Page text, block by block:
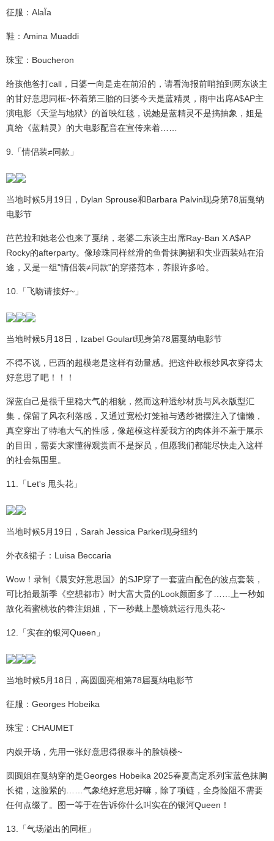
征服：AlaÏa
鞋：Amina Muaddi
珠宝：Boucheron
给孩他爸打call，日婆一向是走在前沿的，请看海报前哨拍到两东谈主
的甘好意思同框~怀着第三胎的日婆今天是蓝精灵，雨中出席A$AP主
演电影《天堂与地狱》的首映红毯，说她是蓝精灵不是搞抽象，姐是
真给《蓝精灵》的大电影配音在宣传来着……
9.「情侣装≠同款」
当地时候5月19日，Dylan Sprouse和Barbara Palvin现身第78届戛纳
电影节
芭芭拉和她老公也来了戛纳，老婆二东谈主出席Ray-Ban X A$AP
Rocky的afterparty。像珍珠同样丝滑的鱼骨抹胸裙和失业西装站在沿
途，又是一组"情侣装≠同款"的穿搭范本，养眼许多哈。
10.「飞吻请接好~」
当地时候5月18日，Izabel Goulart现身第78届戛纳电影节
不得不说，巴西的超模老是这样有劲量感。把这件欧根纱风衣穿得太
好意思了吧！！！
深蓝自己是很千里稳大气的相貌，然而这种透纱材质与风衣版型汇
集，保留了风衣利落感，又通过宽松灯笼袖与透纱裙摆注入了慵懒，
真空穿出了特地大气的性感，像超模这样爱我方的肉体并不羞于展示
的目田，需要大家懂得观赏而不是探员，但愿我们都能尽快走入这样
的社会氛围里。
11.「Let's 甩头花」
当地时候5月19日，Sarah Jessica Parker现身纽约
外衣&裙子：Luisa Beccaria
Wow！录制《晨安好意思国》的SJP穿了一套蓝白配色的波点套装，
可比拍最新季《空想都市》时大富大贵的Look颜面多了……上一秒如
故化着蜜桃妆的眷注姐姐，下一秒戴上墨镜就运行甩头花~
12.「实在的银河Queen」
当地时候5月18日，高圆圆亮相第78届戛纳电影节
征服：Georges Hobeika
珠宝：CHAUMET
内娱开场，先用一张好意思得很泰斗的脸镇楼~
圆圆姐在戛纳穿的是Georges Hobeika 2025春夏高定系列宝蓝色抹胸
长裙，这脸紧的……气象绝好意思好嘛，除了项链，全身险阻不需要
任何点缀了。图一等于在告诉你什么叫实在的银河Queen！
13.「气场溢出的同框」